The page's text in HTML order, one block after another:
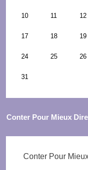
Conter Pour Mieux
Conter Pour